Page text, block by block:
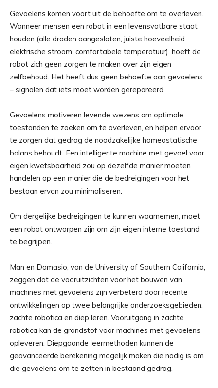
Gevoelens komen voort uit de behoefte om te overleven.
Wanneer mensen een robot in een levensvatbare staat
houden (alle draden aangesloten, juiste hoeveelheid
elektrische stroom, comfortabele temperatuur), hoeft de
robot zich geen zorgen te maken over zijn eigen
zelfbehoud. Het heeft dus geen behoefte aan gevoelens
– signalen dat iets moet worden gerepareerd.
Gevoelens motiveren levende wezens om optimale
toestanden te zoeken om te overleven, en helpen ervoor
te zorgen dat gedrag de noodzakelijke homeostatische
balans behoudt. Een intelligente machine met gevoel voor
eigen kwetsbaarheid zou op dezelfde manier moeten
handelen op een manier die de bedreigingen voor het
bestaan ​​ervan zou minimaliseren.
Om dergelijke bedreigingen te kunnen waarnemen, moet
een robot ontworpen zijn om zijn eigen interne toestand
te begrijpen.
Man en Damasio, van de University of Southern California,
zeggen dat de vooruitzichten voor het bouwen van
machines met gevoelens zijn verbeterd door recente
ontwikkelingen op twee belangrijke onderzoeksgebieden:
zachte robotica en diep leren. Vooruitgang in zachte
robotica kan de grondstof voor machines met gevoelens
opleveren. Diepgaande leermethoden kunnen de
geavanceerde berekening mogelijk maken die nodig is om
die gevoelens om te zetten in bestaand gedrag.